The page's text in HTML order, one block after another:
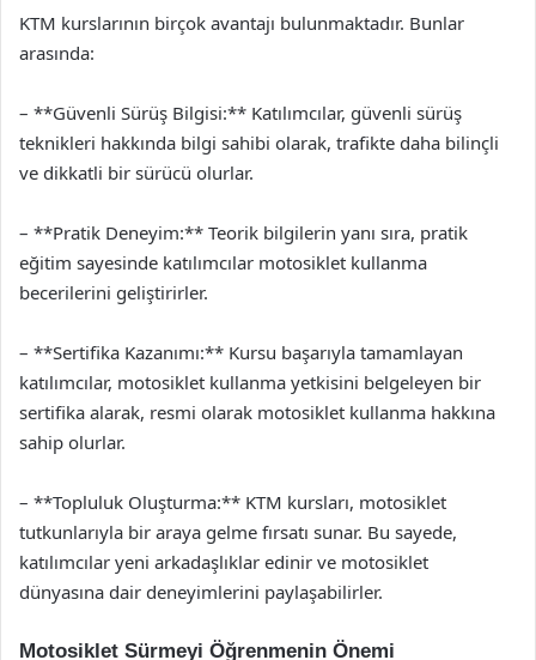
KTM kurslarının birçok avantajı bulunmaktadır. Bunlar
arasında:
– **Güvenli Sürüş Bilgisi:** Katılımcılar, güvenli sürüş
teknikleri hakkında bilgi sahibi olarak, trafikte daha bilinçli
ve dikkatli bir sürücü olurlar.
– **Pratik Deneyim:** Teorik bilgilerin yanı sıra, pratik
eğitim sayesinde katılımcılar motosiklet kullanma
becerilerini geliştirirler.
– **Sertifika Kazanımı:** Kursu başarıyla tamamlayan
katılımcılar, motosiklet kullanma yetkisini belgeleyen bir
sertifika alarak, resmi olarak motosiklet kullanma hakkına
sahip olurlar.
– **Topluluk Oluşturma:** KTM kursları, motosiklet
tutkunlarıyla bir araya gelme fırsatı sunar. Bu sayede,
katılımcılar yeni arkadaşlıklar edinir ve motosiklet
dünyasına dair deneyimlerini paylaşabilirler.
Motosiklet Sürmeyi Öğrenmenin Önemi